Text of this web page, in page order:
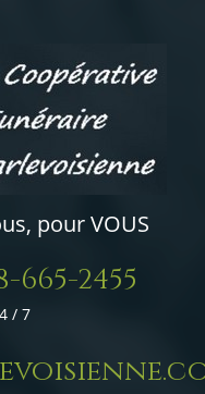
pour VOUS
665-2455
/ 7